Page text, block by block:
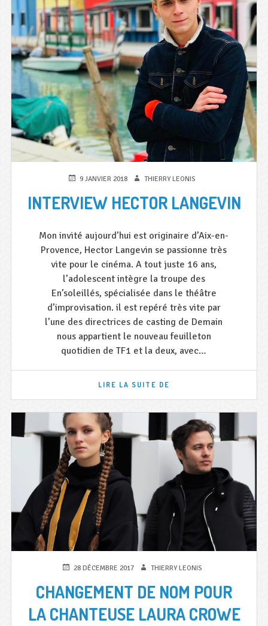
PUBLIÉ9 JANVIER 2018 AUTEUR
THIERRY LEONIS
INTERVIEW HECTOR LANGEVIN
Mon invité aujourd’hui est originaire d’Aix-en-
Provence, Hector Langevin se passionne très
vite pour le cinéma. A tout juste 16 ans,
l’adolescent intègre la troupe des
En’soleillés, spécialisée dans le théâtre
d’improvisation. il est repéré très vite par
l’une des directrices de casting de Demain
nous appartient le nouveau feuilleton
quotidien de TF1 et la deux, avec…
LIRE LA SUITE DE
PUBLIÉ28 DÉCEMBRE 2017 AUTEUR
THIERRY LEONIS
CHANGEMENT DE NOM POUR
LA CHANTEUSE LAURA CROWE